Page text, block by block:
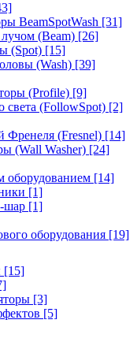
BeamSpotWash [31]
(Beam) [26]
(Spot) [15]
(Wash) [39]
(Profile) [9]
света (FollowSpot) [2]
Френеля (Fresnel) [14]
(Wall Washer) [24]
оборудованием [14]
[1]
шар [1]
оборудования [19]
[15]
[3]
[5]